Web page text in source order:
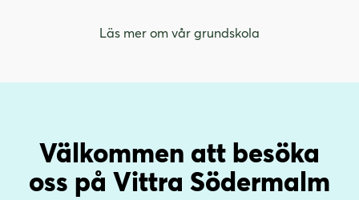
Läs mer om vår grundskola
Välkommen att besöka
oss på Vittra Södermalm